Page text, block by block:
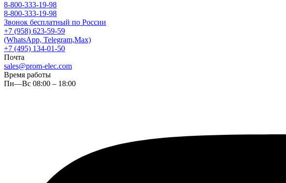
8-800-333-19-98
8-800-333-19-98
Звонок бесплатный по России
+7 (958) 623-59-59
(WhatsApp, Telegram,Max)
+7 (495) 134-01-50
Почта
sales@prom-elec.com
Время работы
Пн—Вс 08:00 – 18:00